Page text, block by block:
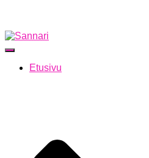
Navigointi päälle/pois
Etusivu